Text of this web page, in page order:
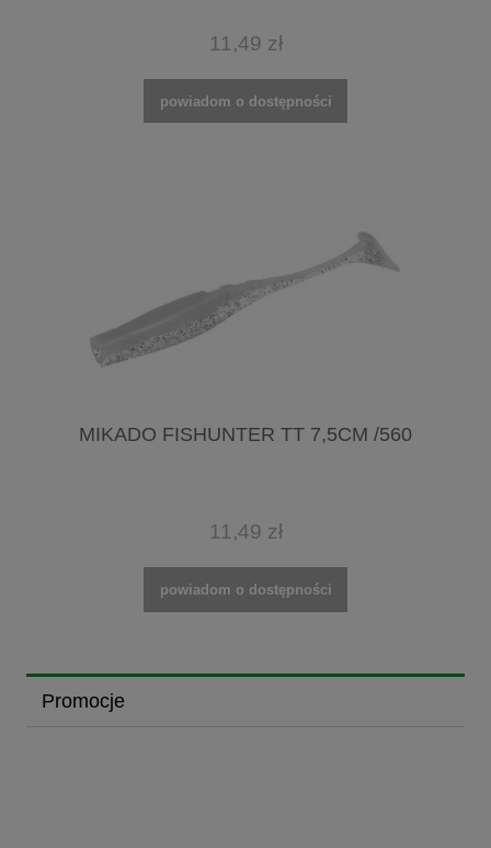
11,49 zł
powiadom o dostępności
MIKADO FISHUNTER TT 7,5CM /560
11,49 zł
powiadom o dostępności
Promocje